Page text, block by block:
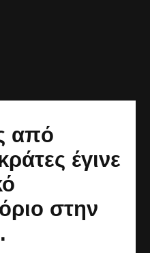
από
έγινε
στην